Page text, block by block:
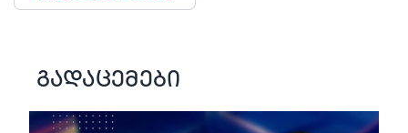
გადაცემები